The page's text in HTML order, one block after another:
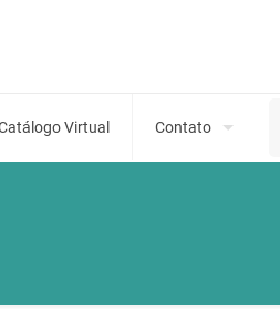
Virtual Contato